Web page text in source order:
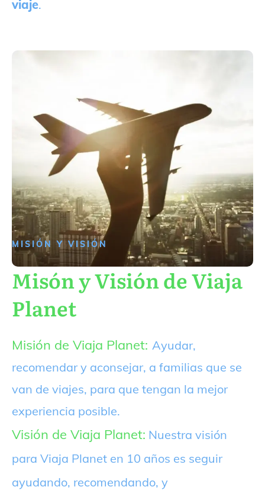
viaje.
MISIÓN Y VISIÓN
Misón y Visión de Viaja
Planet
Misión de Viaja Planet: Ayudar,
recomendar y aconsejar, a familias que se
van de viajes, para que tengan la mejor
experiencia posible.
Visión de Viaja Planet: Nuestra visión
para Viaja Planet en 10 años es seguir
ayudando, recomendando, y